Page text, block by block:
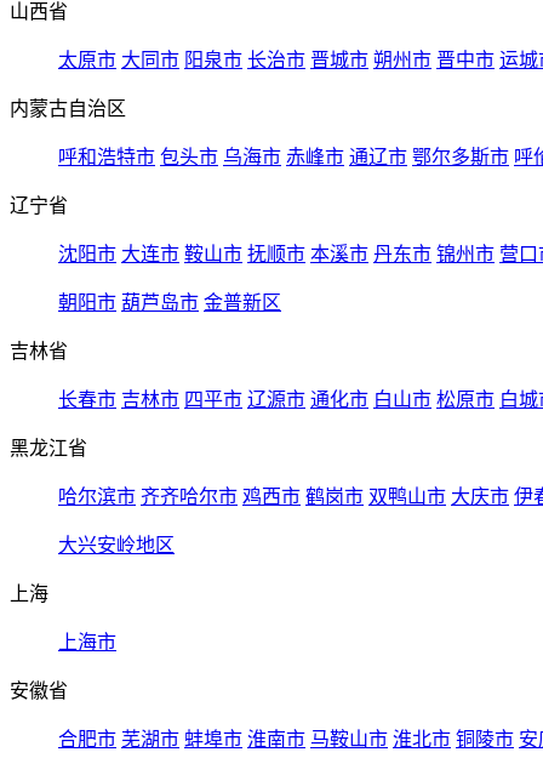
山西省
太原市 大同市 阳泉市 长治市 晋城市 朔州市 晋中市 运城
内蒙古自治区
呼和浩特市 包头市 乌海市 赤峰市 通辽市 鄂尔多斯市 呼
辽宁省
沈阳市 大连市 鞍山市 抚顺市 本溪市 丹东市 锦州市 营口
朝阳市 葫芦岛市 金普新区
吉林省
长春市 吉林市 四平市 辽源市 通化市 白山市 松原市 白城
黑龙江省
哈尔滨市 齐齐哈尔市 鸡西市 鹤岗市 双鸭山市 大庆市 伊
大兴安岭地区
上海
上海市
安徽省
合肥市 芜湖市 蚌埠市 淮南市 马鞍山市 淮北市 铜陵市 安